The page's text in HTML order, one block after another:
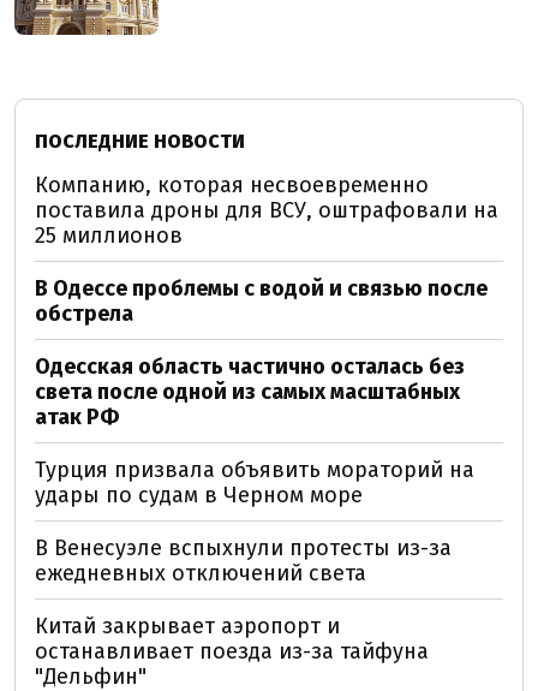
ПОСЛЕДНИЕ НОВОСТИ
Компанию, которая несвоевременно
поставила дроны для ВСУ, оштрафовали на
25 миллионов
В Одессе проблемы с водой и связью после
обстрела
Одесская область частично осталась без
света после одной из самых масштабных
атак РФ
Турция призвала объявить мораторий на
удары по судам в Черном море
В Венесуэле вспыхнули протесты из-за
ежедневных отключений света
Китай закрывает аэропорт и
останавливает поезда из-за тайфуна
"Дельфин"